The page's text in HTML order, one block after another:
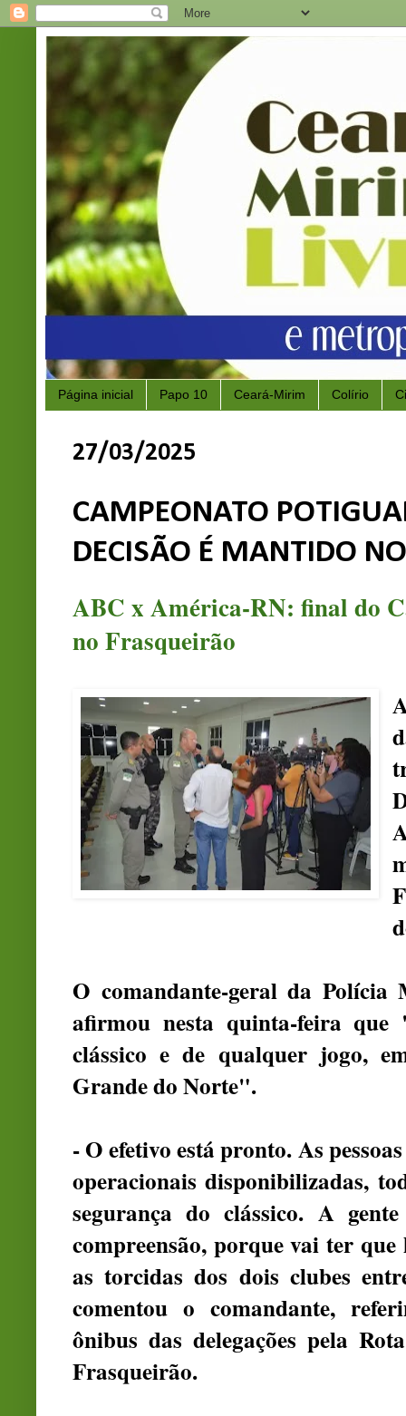
Página inicial Papo 10 Ceará-Mirim Colírio
27/03/2025
CAMPEONATO
DECISÃO É MANTIDO
ABC x América-RN: final do
no Frasqueirão
O comandante-geral da
afirmou nesta quinta-feira
clássico e de qualquer jogo,
Grande do Norte".
- O efetivo está pronto. As
operacionais disponibilizadas,
segurança do clássico. A
compreensão, porque vai ter
as torcidas dos dois clubes
comentou o comandante,
ônibus das delegações pela
Frasqueirão.